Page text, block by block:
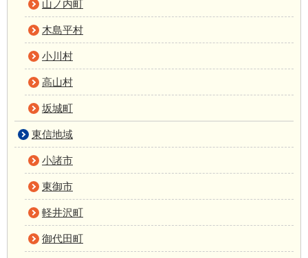
山ノ内町
木島平村
小川村
高山村
坂城町
東信地域
小諸市
東御市
軽井沢町
御代田町